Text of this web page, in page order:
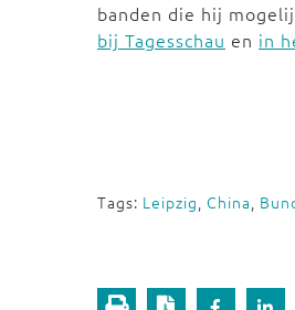
banden die hij
bij Tagesschau en in
Tags: Leipzig, China,